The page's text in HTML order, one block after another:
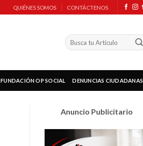
QUIÉNES SOMOS CONTÁCTENOS
FUNDACIÓN OP SOCIAL DENUNCIAS CIUDADANAS
Anuncio Publicitario